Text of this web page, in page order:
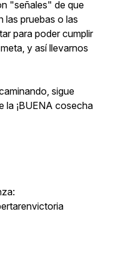
"señales" de que
las pruebas o las
para poder cumplir
y así llevarnos
sigue
la ¡BUENA cosecha